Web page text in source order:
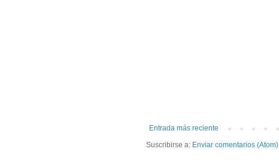
Entrada más reciente
Suscribirse a: Enviar comentarios (Atom)